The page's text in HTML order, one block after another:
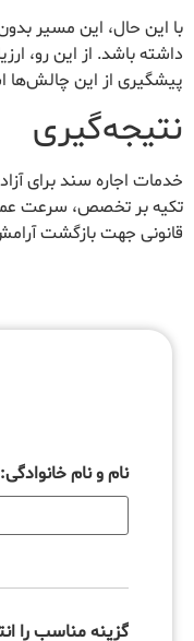
با این حال، این مسیر
داشته باشد. از این رو،
پیشگیری از این
نتیجه‌گیری
خدمات اجاره سند برای
تکیه بر تخصص، سرعت
قانونی جهت بازگشت
نام و نام خانوادگی:
گزینه مناسب را